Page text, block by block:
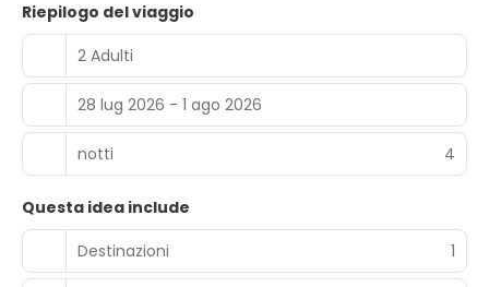
Riepilogo del viaggio
2 Adulti
28 lug 2026 - 1 ago 2026
notti 4
Questa idea include
Destinazioni
1